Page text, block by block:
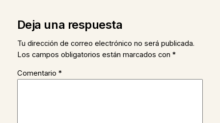
Deja una respuesta
Tu dirección de correo electrónico no será publicada.
Los campos obligatorios están marcados con *
Comentario *